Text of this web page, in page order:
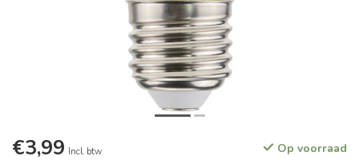
€3,99 Incl. btw Op voorraad